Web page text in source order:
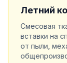
Летний
Смесовая
вставки на
от пыли,